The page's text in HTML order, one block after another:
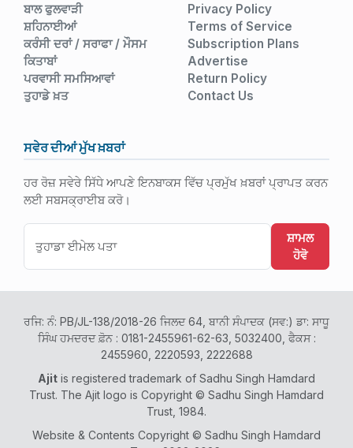
ਬਾਲ ਫੁਲਵਾੜੀ
ਸ਼ਹਿਨਾਈਆਂ
ਕਰੰਸੀ ਦਰਾਂ / ਸਰਾਫਾ / ਮੌਸਮ
ਕਿਤਾਬਾਂ
ਪਰਵਾਸੀ ਸਮਸਿਆਵਾਂ
ਤੁਹਾਡੇ ਖ਼ਤ
Privacy Policy
Terms of Service
Subscription Plans
Advertise
Return Policy
Contact Us
ਸਵੇਰ ਦੀਆਂ ਮੁੱਖ ਖ਼ਬਰਾਂ
ਹਰ ਰੋਜ਼ ਸਵੇਰੇ ਸਿੱਧੇ ਆਪਣੇ ਇਨਬਾਕਸ ਵਿੱਚ ਪ੍ਰਮੁੱਖ ਖ਼ਬਰਾਂ ਪ੍ਰਾਪਤ ਕਰਨ
ਲਈ ਸਬਸਕ੍ਰਾਈਬ ਕਰੋ।
ਸ਼ਾਮਲ
ਹੋਵੋ
ਰਜਿ: ਨੰ: PB/JL-138/2018-26 ਜਿਲਦ 64, ਬਾਨੀ ਸੰਪਾਦਕ (ਸਵ:) ਡਾ: ਸਾਧੂ
ਸਿੰਘ ਹਮਦਰਦ ਫ਼ੋਨ : 0181-2455961-62-63, 5032400, ਫੈਕਸ :
2455960, 2220593, 2222688
Ajit is registered trademark of Sadhu Singh Hamdard
Trust. The Ajit logo is Copyright © Sadhu Singh Hamdard
Trust, 1984.
Website & Contents Copyright © Sadhu Singh Hamdard